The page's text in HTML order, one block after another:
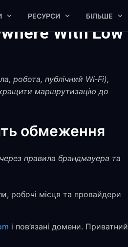
РЕСУРСИ БІЛЬШЕ
With Low
робота, публічний Wi‑Fi),
маршрутизацію до
обмеження
правила брандмауера та
робочі місця та провайдери
і пов’язані домени. Приватний